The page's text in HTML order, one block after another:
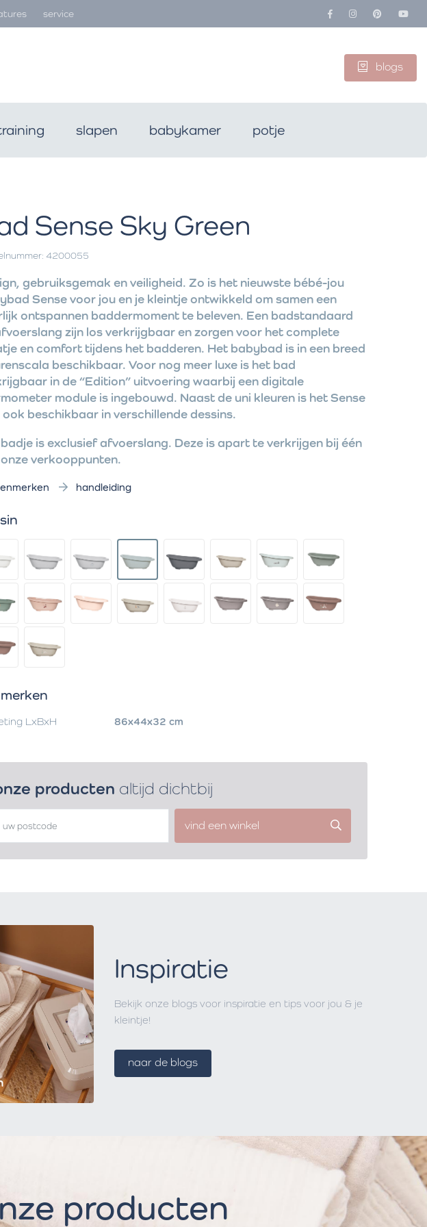
service
blogs
slapen babykamer potje
Sense Sky Green
4200055
gebruiksgemak en veiligheid. Zo is het nieuwste bébé-jou
Sense voor jou en je kleintje ontwikkeld om samen een
ontspannen baddermoment te beleven. Een badstandaard
zijn los verkrijgbaar en zorgen voor het complete
en comfort tijdens het badderen. Het babybad is in een breed
beschikbaar. Voor nog meer luxe is het bad
in de “Edition” uitvoering waarbij een digitale
module is ingebouwd. Naast de uni kleuren is het Sense
beschikbaar in verschillende dessins.
is exclusief afvoerslang. Deze is apart te verkrijgen bij één
verkooppunten.
handleiding
LxBxH 86x44x32 cm
producten altijd dichtbij
vind een winkel
Inspiratie
Bekijk onze blogs voor inspiratie en tips voor jou & je
kleintje!
naar de blogs
producten